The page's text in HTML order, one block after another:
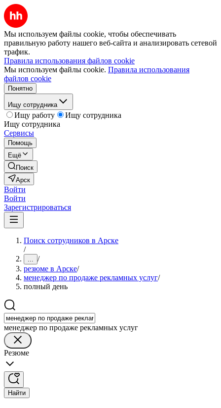
Мы используем файлы cookie, чтобы обеспечивать
правильную работу нашего веб-сайта и анализировать сетевой
трафик.
Правила использования файлов cookie
Мы используем файлы cookie. Правила использования
файлов cookie
Понятно
Ищу сотрудника
Ищу работу
Ищу сотрудника
Ищу сотрудника
Сервисы
Помощь
Ещё
Поиск
Арск
Войти
Войти
Зарегистрироваться
Поиск сотрудников в Арске
/
... /
резюме в Арске/
менеджер по продаже рекламных услуг/
полный день
менеджер по продаже рекламных услуг
Резюме
Найти